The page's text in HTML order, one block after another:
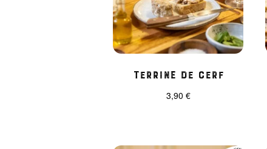
Terrine de cerf
3,90 €